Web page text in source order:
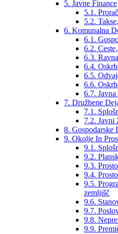
5. Javne Finance
5.1.
5.2.
6. Komunalna
6.1.
6.2.
6.3.
6.4.
6.5.
6.6.
6.7.
7. Družbene
7.1.
7.2. Javni
8. Gospodarske
9. Okolje In
9.1.
9.2.
9.3.
9.4.
9.5.
zemljišč
9.6.
9.7.
9.8.
9.9.